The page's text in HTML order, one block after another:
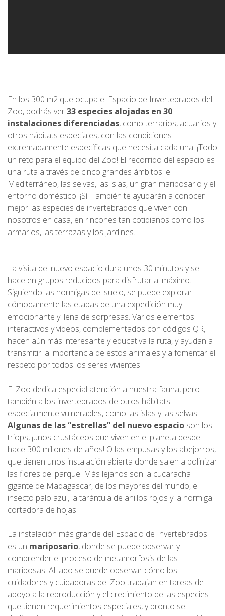
En los 300 m2 que ocupa el Espacio de Invertebrados del
Zoo, podrás ver33 especies alojadas en 30
instalaciones diferenciadas, como terrarios, acuarios y
otros hábitats especiales, con las condiciones
extremadamente específicas que necesita cada una. ¡Todo
un reto para el equipo del Zoo! El recorrido del espacio es
una ruta a través de cinco grandes ámbitos: el
Mediterráneo, las selvas, las islas, un gran mariposario y el
entorno doméstico. ¡Sí! También te ayudarán a conocer
mejor las especies de invertebrados que viven con
nosotros en casa, en rincones tan cotidianos como los
armarios, las terrazas y los jardines.
La visita del nuevo espacio dura unos 30 minutos y se
hace en grupos reducidos para disfrutar al máximo.
Siguiendo las hormigas del suelo, se puede explorar
cómodamente las etapas de una expedición muy
emocionante y llena de sorpresas. Varios elementos
interactivos y vídeos, complementados con códigos QR,
hacen aún más interesante y educativa la ruta, y ayudan a
transmitir la importancia de estos animales y a fomentar el
respeto por todos los seres vivientes.
El Zoo dedica especial atención a nuestra fauna, pero
también a los invertebrados de otros hábitats
especialmente vulnerables, como las islas y las selvas.
Algunas de las “estrellas” del nuevo espacio son los
triops, ¡unos crustáceos que viven en el planeta desde
hace 300 millones de años! O las empusas y los abejorros,
que tienen unos instalación abierta donde salen a polinizar
las flores del parque. Más lejanos son la cucaracha
gigante de Madagascar, de los mayores del mundo, el
insecto palo azul, la tarántula de anillos rojos y la hormiga
cortadora de hojas.
La instalación más grande del Espacio de Invertebrados
es un mariposario, donde se puede observar y
comprender el proceso de metamorfosis de las
mariposas. Al lado se puede observar cómo los
cuidadores y cuidadoras del Zoo trabajan en tareas de
apoyo a la reproducción y el crecimiento de las especies
que tienen requerimientos especiales, y pronto se